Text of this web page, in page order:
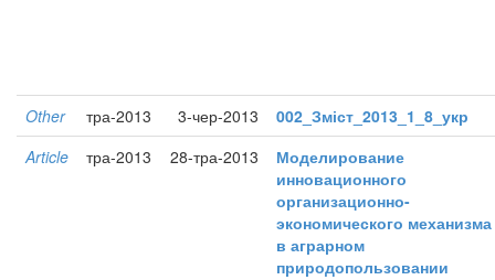
Other тра-2013 3-чер-2013
002_Зміст_2013_1_8_укр
Article
тра-2013 28-тра-2013
Моделирование
инновационного
организационно-
экономического механизма
в аграрном
природопользовании